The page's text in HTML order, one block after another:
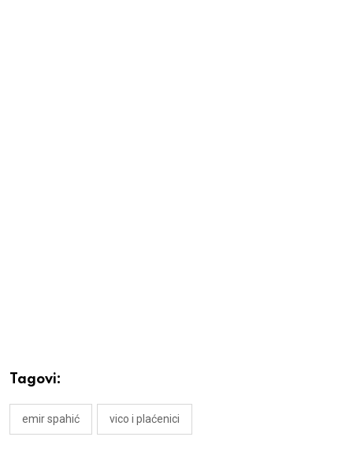
Tagovi:
emir spahić vico i plaćenici